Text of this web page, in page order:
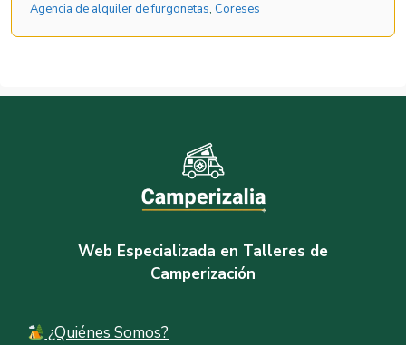
Agencia de alquiler de furgonetas, Coreses
Web Especializada en Talleres de
Camperización
¿Quiénes Somos?